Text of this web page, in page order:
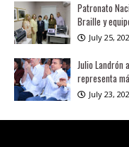
Patronato
Braille y
July 25,
Julio Landrón
representa
July 23,